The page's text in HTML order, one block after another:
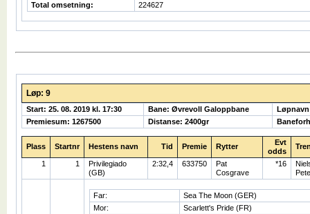
Total omsetning:
224627
Løp: 9
Start: 25. 08. 2019 kl. 17:30 Bane: Øvrevoll Galoppbane
Premiesum: 1267500
Distanse: 2400gr
Plass Startnr Hestens navn Tid Premie Rytter
Evt
odds
1 1
Privilegiado
(GB)
2:32,4 633750
Pat
Cosgrave
*16
Far:
Sea The Moon (GER)
Mor:
Scarlett's Pride (FR)